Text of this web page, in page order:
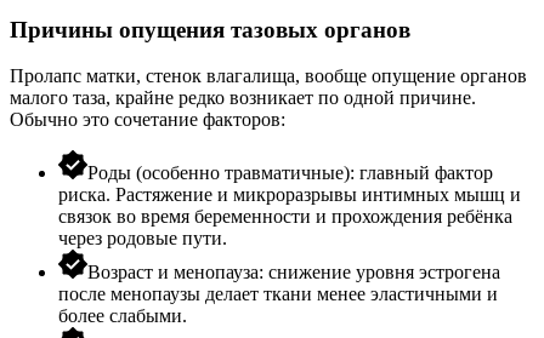
Причины опущения тазовых органов
Пролапс матки, стенок влагалища, вообще опущение органов
малого таза, крайне редко возникает по одной причине.
Обычно это сочетание факторов:
Роды (особенно травматичные): главный фактор
риска. Растяжение и микроразрывы интимных мышц и
связок во время беременности и прохождения ребёнка
через родовые пути.
Возраст и менопауза: снижение уровня эстрогена
после менопаузы делает ткани менее эластичными и
более слабыми.